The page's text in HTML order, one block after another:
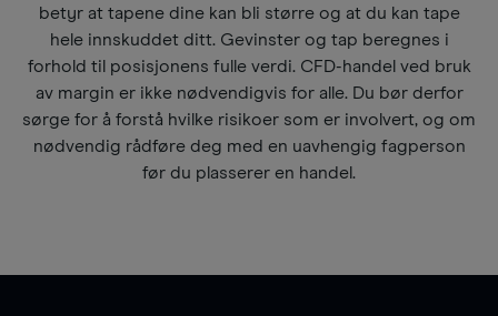
betyr at tapene dine kan bli større og at du kan tape
hele innskuddet ditt. Gevinster og tap beregnes i
forhold til posisjonens fulle verdi. CFD-handel ved bruk
av margin er ikke nødvendigvis for alle. Du bør derfor
sørge for å forstå hvilke risikoer som er involvert, og om
nødvendig rådføre deg med en uavhengig fagperson
før du plasserer en handel.